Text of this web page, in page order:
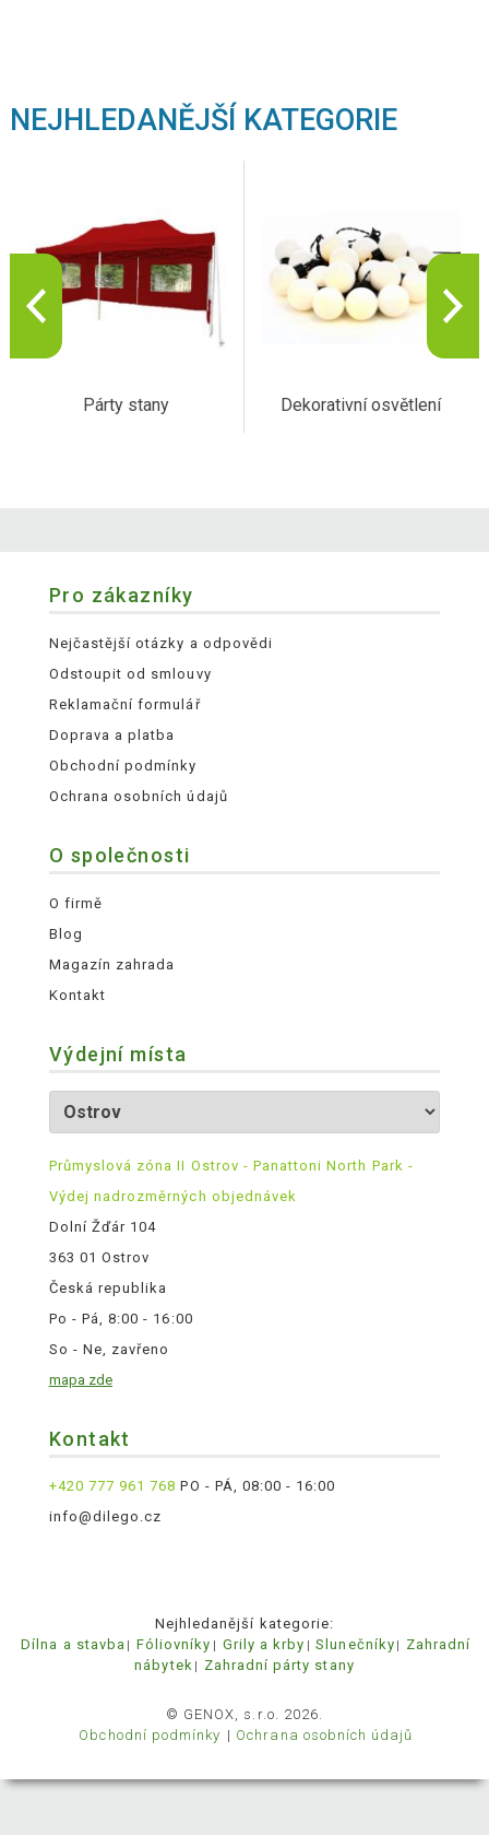
NEJHLEDANĚJŠÍ KATEGORIE
Párty stany Dekorativní osvětlení
Pro zákazníky
Nejčastější otázky a odpovědi
Odstoupit od smlouvy
Reklamační formulář
Doprava a platba
Obchodní podmínky
Ochrana osobních údajů
O společnosti
O firmě
Blog
Magazín zahrada
Kontakt
Výdejní místa
Průmyslová zóna II Ostrov - Panattoni North Park -
Výdej nadrozměrných objednávek
Dolní Žďár 104
363 01 Ostrov
Česká republika
Po - Pá, 8:00 - 16:00
So - Ne, zavřeno
mapa zde
Kontakt
+420 777 961 768 PO - PÁ, 08:00 - 16:00
info@dilego.cz
Nejhledanější kategorie:
Dílna a stavba
Fóliovníky Grily a krby Slunečníky
Zahradní
nábytek
Zahradní párty stany
© GENOX, s.r.o. 2026.
Obchodní podmínky
Ochrana osobních údajů